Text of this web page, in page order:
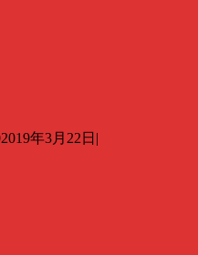
2019年3月22日 |